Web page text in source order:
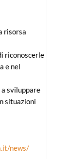
risorsa
riconoscerle
e nel
sviluppare
situazioni
news/